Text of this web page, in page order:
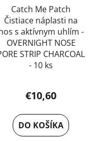
Catch Me Patch
Čistiace náplasti na
s aktívnym uhlím -
OVERNIGHT NOSE
STRIP CHARCOAL
- 10 ks
€10,60
DO KOŠÍKA